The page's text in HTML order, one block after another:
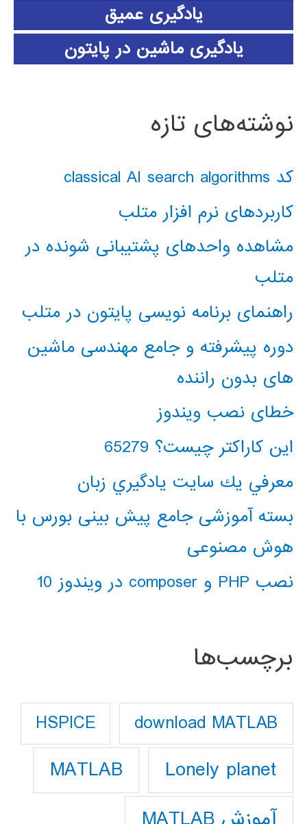
یادگیری عمیق
یادگیری ماشین در پایتون
نوشته‌های تازه
کد classical AI search algorithms
کاربردهای نرم افزار متلب
مشاهده واحدهای پشتیبانی شونده در
متلب
راهنمای برنامه نویسی پایتون در متلب
دوره پیشرفته و جامع مهندسی ماشین
های بدون راننده
خطای نصب ویندوز
این کاراکتر چیست؟ 65279
معرفي يك سايت يادگيري زبان
بسته آموزشی جامع پیش بینی بورس با
هوش مصنوعی
نصب PHP و composer در ویندوز 10
برچسب‌ها
download MATLAB
HSPICE
Lonely planet
MATLAB